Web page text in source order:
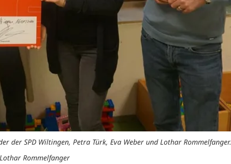
der SPD Wiltingen, Petra Türk, Eva Weber und Lothar Rommelfanger.
Rommelfanger